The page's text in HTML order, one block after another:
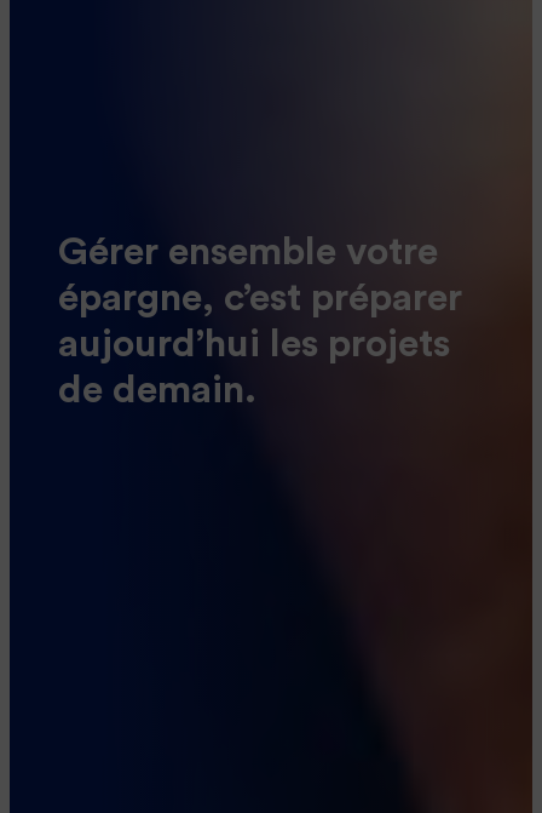
Gérer ensemble votre
épargne, c’est préparer
aujourd’hui les projets
de demain.